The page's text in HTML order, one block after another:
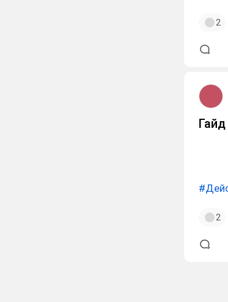
2
2